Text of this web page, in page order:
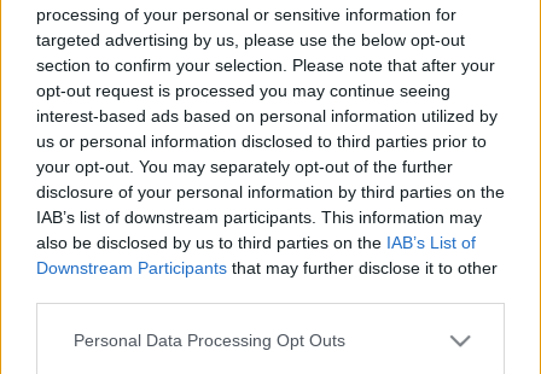
processing of your personal or sensitive information for
targeted advertising by us, please use the below opt-out
section to confirm your selection. Please note that after your
opt-out request is processed you may continue seeing
interest-based ads based on personal information utilized by
us or personal information disclosed to third parties prior to
your opt-out. You may separately opt-out of the further
disclosure of your personal information by third parties on the
IAB’s list of downstream participants. This information may
also be disclosed by us to third parties on the IAB’s List of
Downstream Participants that may further disclose it to other
Please note that this website/app uses one or more Google
Personal Data Processing Opt Outs